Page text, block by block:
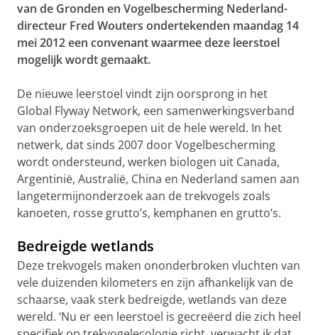
van de Gronden en Vogelbescherming Nederland-
directeur Fred Wouters ondertekenden maandag 14
mei 2012 een convenant waarmee deze leerstoel
mogelijk wordt gemaakt.
De nieuwe leerstoel vindt zijn oorsprong in het
Global Flyway Network, een samenwerkingsverband
van onderzoeksgroepen uit de hele wereld. In het
netwerk, dat sinds 2007 door Vogelbescherming
wordt ondersteund, werken biologen uit Canada,
Argentinië, Australië, China en Nederland samen aan
langetermijnonderzoek aan de trekvogels zoals
kanoeten, rosse grutto’s, kemphanen en grutto’s.
Bedreigde wetlands
Deze trekvogels maken ononderbroken vluchten van
vele duizenden kilometers en zijn afhankelijk van de
schaarse, vaak sterk bedreigde, wetlands van deze
wereld. ‘Nu er een leerstoel is gecreëerd die zich heel